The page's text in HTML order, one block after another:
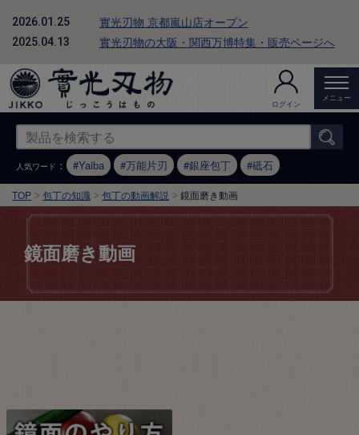
2026.01.25 實光刃物 京都嵐山店オープン
2025.04.13 實光刃物の大阪・関西万博特集・販売ページへ
ログイン
メニュー
人気ワード ： Yaiba 万能片刃 銀座包丁 砥石
TOP 包丁の知識 包丁の動画解説 鏡面磨き動画
鏡面磨き動画